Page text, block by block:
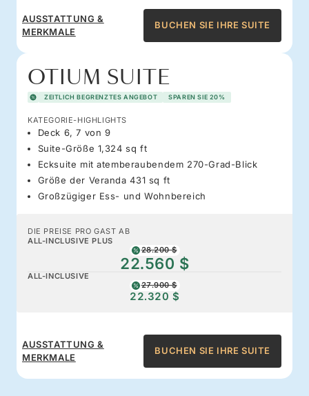
AUSSTATTUNG &
MERKMALE
BUCHEN SIE IHRE SUITE
OTIUM SUITE
ZEITLICH BEGRENZTES ANGEBOT SPAREN SIE 20%
KATEGORIE-HIGHLIGHTS
Deck 6, 7 von 9
Suite-Größe 1,324 sq ft
Ecksuite mit atemberaubendem 270-Grad-Blick
Größe der Veranda 431 sq ft
Großzügiger Ess- und Wohnbereich
DIE PREISE PRO GAST AB
ALL-INCLUSIVE PLUS
28.200 $
22.560 $
ALL-INCLUSIVE
27.900 $
22.320 $
AUSSTATTUNG &
MERKMALE
BUCHEN SIE IHRE SUITE